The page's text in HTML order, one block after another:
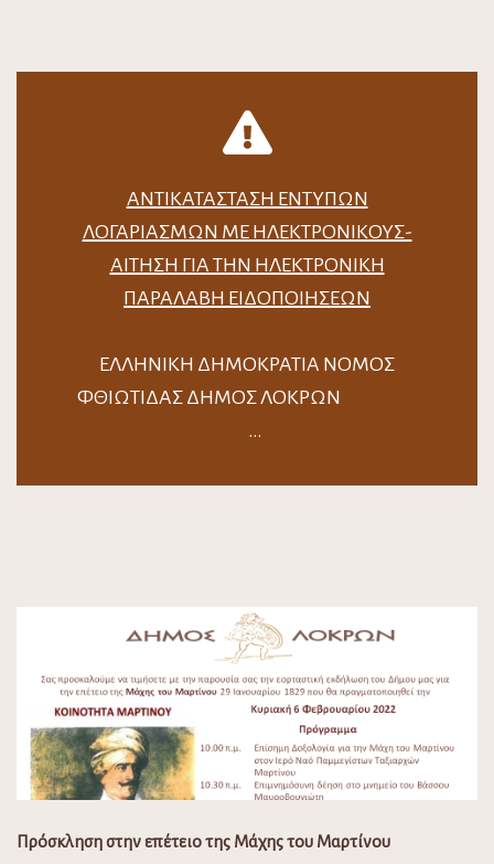
ΑΝΤΙΚΑΤΆΣΤΑΣΗ ΈΝΤΥΠΩΝ
ΛΟΓΑΡΙΑΣΜΏΝ ΜΕ ΗΛΕΚΤΡΟΝΙΚΟΎΣ-
ΑΊΤΗΣΗ ΓΙΑ ΤΗΝ ΗΛΕΚΤΡΟΝΙΚΉ
ΠΑΡΑΛΑΒΉ ΕΙΔΟΠΟΙΉΣΕΩΝ
ΕΛΛΗΝΙΚΗ ΔΗΜΟΚΡΑΤΙΑ ΝΟΜΟΣ
ΦΘΙΩΤΙΔΑΣ ΔΗΜΟΣ ΛΟΚΡΩΝ
…
Πρόσκληση στην επέτειο της Μάχης του Μαρτίνου